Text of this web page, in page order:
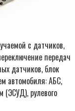
с датчиков,
передач
датчиков, блок
автомобиля: АБС,
(ЭСУД), рулевого